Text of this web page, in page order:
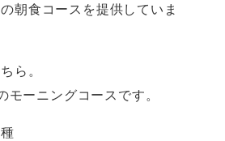
朝食コースを提供していま
ら。
モーニングコースです。